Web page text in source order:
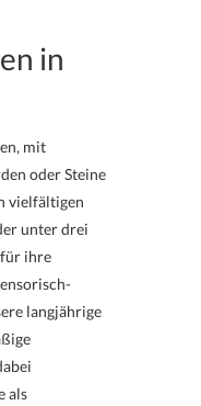
in
mit
oder Steine
vielfältigen
unter drei
ihre
langjährige
als